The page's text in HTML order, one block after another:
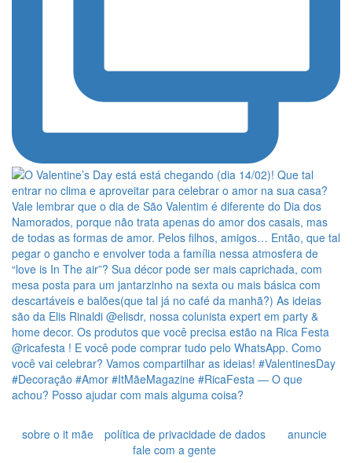
sobre o it mãe política de privacidade de dados
anuncie
fale com a gente